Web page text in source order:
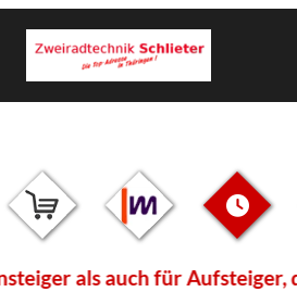
als auch für